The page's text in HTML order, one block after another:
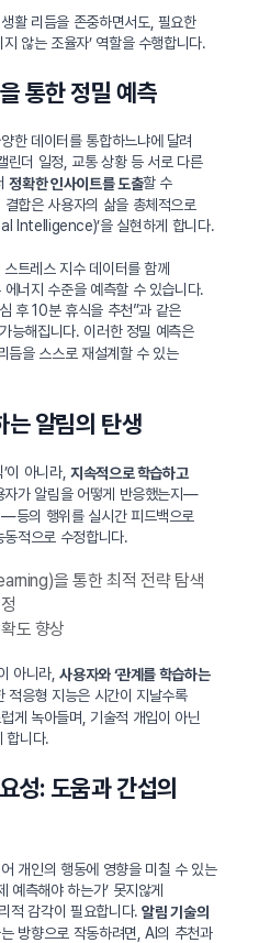
활 리듬을 존중하면서도, 필요한
않는 조율자’ 역할을 수행합니다.
통한 정밀 예측
한 데이터를 통합하느냐에 달려
린더 일정, 교통 상황 등 서로 다른
정확한 인사이트를 도출할 수
합은 사용자의 삶을 총체적으로
Intelligence)’을 실현하게 합니다.
트레스 지수 데이터를 함께
너지 수준을 예측할 수 있습니다.
후 10분 휴식을 추천”과 같은
능해집니다. 이러한 정밀 예측은
듬을 스스로 재설계할 수 있는
알림의 탄생
이 아니라, 지속적으로 학습하고
자가 알림을 어떻게 반응했는지—
등의 행위를 실시간 피드백으로
적으로 수정합니다.
을 통한 최적 전략 탐색
도 향상
아니라,사용자와 ‘관계를 학습하는
적응형 지능은 시간이 지날수록
게 녹아들며, 기술적 개입이 아닌
합니다.
성: 도움과 간섭의
개인의 행동에 영향을 미칠 수 있는
예측해야 하는가’ 못지않게
적 감각이 필요합니다.알림 기술의
방향으로 작동하려면, AI의 추천과